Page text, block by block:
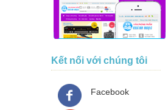
Kết nối với chúng tôi
Facebook